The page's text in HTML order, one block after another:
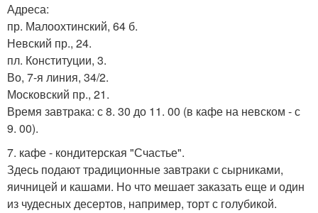
Адреса:
пр. Малоохтинский, 64 б.
Невский пр., 24.
пл. Конституции, 3.
Во, 7-я линия, 34/2.
Московский пр., 21.
Время завтрака: с 8. 30 до 11. 00 (в кафе на невском - с
9. 00).
7. кафе - кондитерская "Счастье".
Здесь подают традиционные завтраки с сырниками,
яичницей и кашами. Но что мешает заказать еще и один
из чудесных десертов, например, торт с голубикой.